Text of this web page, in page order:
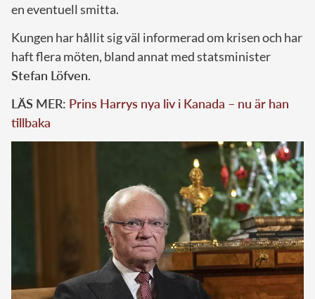
en eventuell smitta.
Kungen har hållit sig väl informerad om krisen och har
haft flera möten, bland annat med statsminister
Stefan Löfven.
LÄS MER: Prins Harrys nya liv i Kanada – nu är han
tillbaka